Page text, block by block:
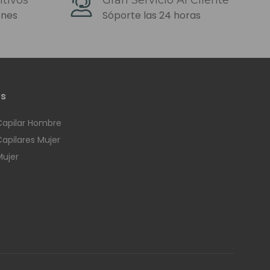
podemos
Sóporte las 24 horas
Hombre
Mujer